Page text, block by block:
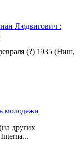
Людвигович :
(?) 1935 (Ниш,
молодежи
других